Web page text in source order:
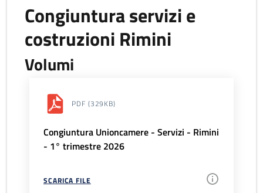
Congiuntura servizi e
costruzioni Rimini
Volumi
PDF (329KB)
Congiuntura Unioncamere - Servizi - Rimini
- 1° trimestre 2026
SCARICA FILE